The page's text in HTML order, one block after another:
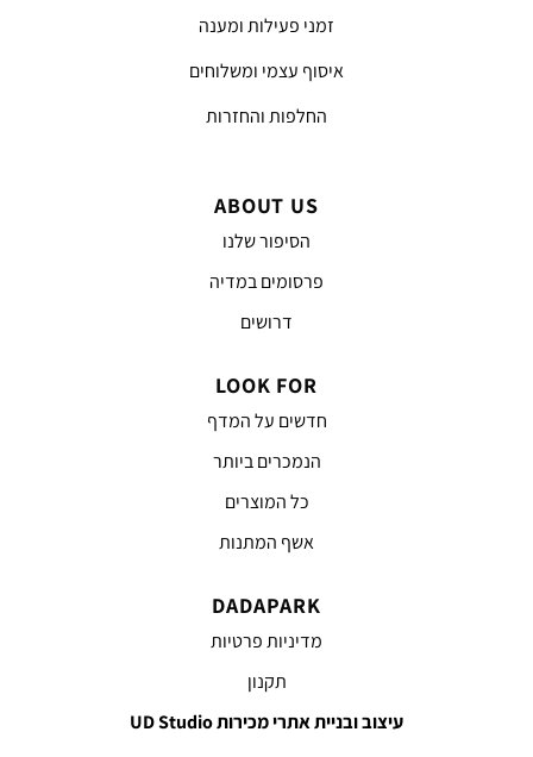
זמני פעילות ומענה
איסוף עצמי ומשלוחים
החלפות והחזרות
ABOUT US
הסיפור שלנו
פרסומים במדיה
דרושים
LOOK FOR
חדשים על המדף
הנמכרים ביותר
כל המוצרים
אשף המתנות
DADAPARK
מדיניות פרטיות
תקנון
עיצוב ובניית אתרי מכירות UD Studio